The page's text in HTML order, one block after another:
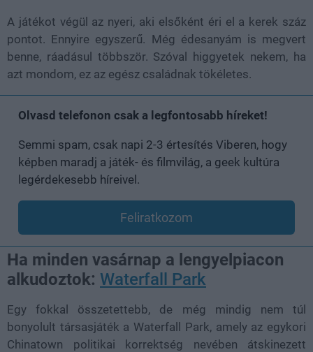
A játékot végül az nyeri, aki elsőként éri el a kerek száz
pontot. Ennyire egyszerű. Még édesanyám is megvert
benne, ráadásul többször. Szóval higgyetek nekem, ha
azt mondom, ez az egész családnak tökéletes.
Olvasd telefonon csak a legfontosabb híreket!
Semmi spam, csak napi 2-3 értesítés Viberen, hogy
képben maradj a játék- és filmvilág, a geek kultúra
legérdekesebb híreivel.
Feliratkozom
Ha minden vasárnap a lengyelpiacon
alkudoztok: Waterfall Park
Egy fokkal összetettebb, de még mindig nem túl
bonyolult társasjáték a Waterfall Park, amely az egykori
Chinatown politikai korrektség nevében átskinezett